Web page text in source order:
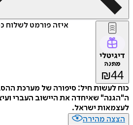
איזה פורמט לשלוח
דיגיטלי
מתנה
₪44
כוח לעשות חיל: סיפורה של מערכת
ה"הגנה" שאיחדה את היישוב העברי
לעצמאות ישראל.
הצצה מהירה